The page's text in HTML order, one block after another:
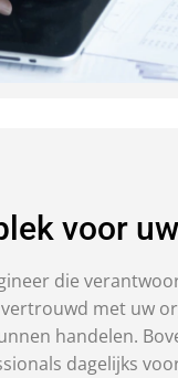
voor
die
met uw
handelen.
dagelijks